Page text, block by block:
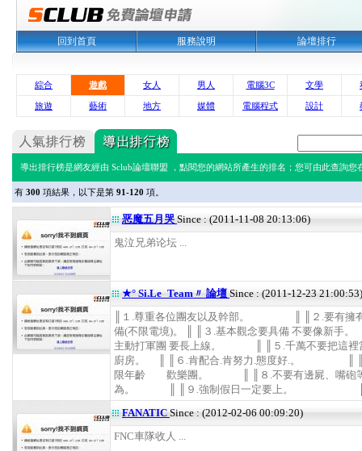
回到首頁 服務說明 論壇排行
綜合 遊戲 女人 男人 電腦3C 文學
旅遊 藝術 地方 媒體 電腦程式 設計
導出排行榜是網友經由 Sclub論壇聯盟 ，點閱您的網站所產生的排名；您可由此查詢您
有 300 項結果，以下是第 91-120 項。
恶魔五月哭 Since : (2011-11-08 20:13:06)
鬼泣兄弟论坛 ...
★° Si.Le_Team〃 論壇 Since : (2011-12-23 21:00:53)
║１.尊重各位團友以及幹部。 ║ ║２.要有擁
備(不限電境)。 ║ ║３.基本觀念要具備 不要像新手
主動打軍團 要長上線。 ║ ║５.千萬不要把這裡
廚房。 ║ ║６.肯配合.肯努力.態度好.。 ║ ║
限年齡 歡樂團。 ║ ║８.不要有邊屍、嘴砲
為。 ║ ║９.強制假日一定要上。 ║
FANATIC Since : (2012-02-06 00:09:20)
FNC車隊收人 ...